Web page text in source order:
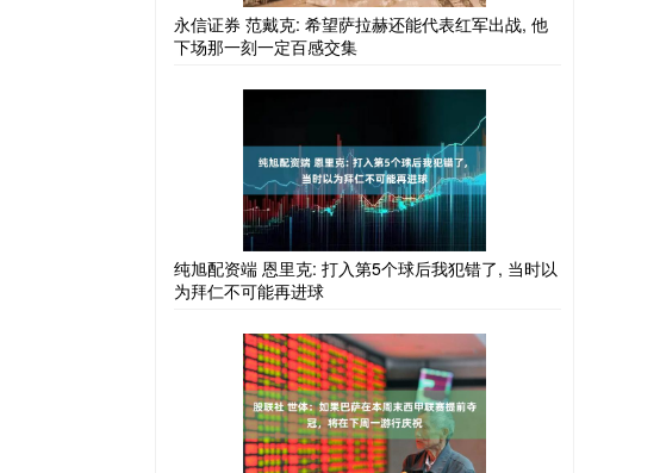
永信证券 范戴克: 希望萨拉赫还能代表红军出战, 他
下场那一刻一定百感交集
纯旭配资端 恩里克: 打入第5个球后我犯错了, 当时以
为拜仁不可能再进球